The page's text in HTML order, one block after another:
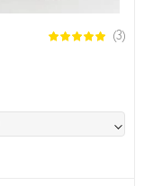
(3)